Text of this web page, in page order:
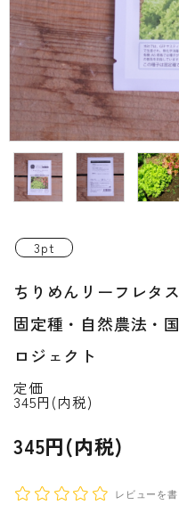
BLOG ブログ
INFORMATIOM
ご利用ガイド
プライバシーポリシー
特定商取引法について
ようこそ ゲスト 様
3pt
ちりめんリーフレタ
固定種・自然農法・
ロジェクト
定価
345円(内税)
345円(内税)
レビューを書